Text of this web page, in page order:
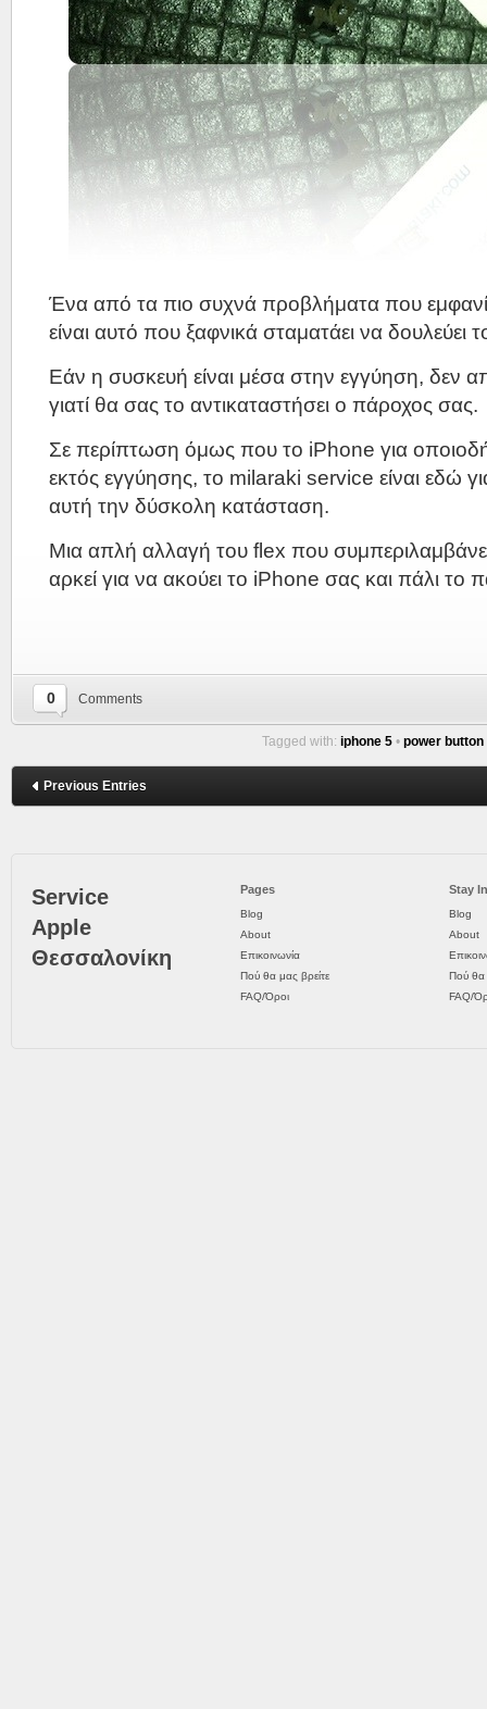
Ένα από τα πιο συχνά προβλήματα που
είναι αυτό που ξαφνικά σταματάει να δουλεύει
Εάν η συσκευή είναι μέσα στην εγγύηση, δεν
γιατί θα σας το αντικαταστήσει ο πάροχος σας.
Σε περίπτωση όμως που το iPhone για
εκτός εγγύησης, το milaraki service είναι εδώ
αυτή την δύσκολη κατάσταση.
Μια απλή αλλαγή του flex που
αρκεί για να ακούει το iPhone σας και πάλι το
0 Comments
Tagged with: iphone 5 • power button
Previous Entries
Service
Apple
Θεσσαλονίκη
Pages
Blog
About
Επικοινωνία
Πού θα μας βρείτε
FAQ/Όροι
Stay
Blog
About
Πού θα
FAQ/